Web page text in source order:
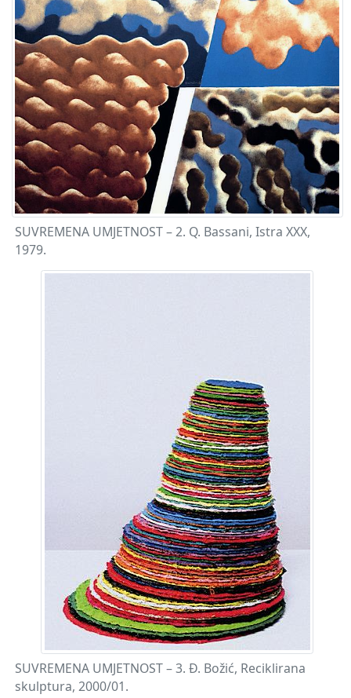
SUVREMENA UMJETNOST – 2. Q. Bassani, Istra XXX,
1979.
SUVREMENA UMJETNOST – 3. Đ. Božić, Reciklirana
skulptura, 2000/01.